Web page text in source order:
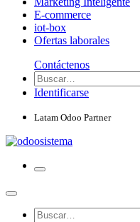
E-commerce
iot-box
Ofertas laborales
Contáctenos
Identificarse
Latam Odoo Partner